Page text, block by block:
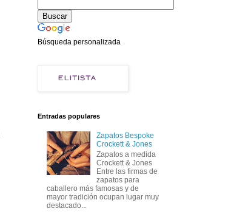
Búsqueda personalizada
Entradas populares
Zapatos Bespoke
Crockett & Jones
Zapatos a medida
Crockett & Jones
Entre las firmas de
zapatos para
caballero más famosas y de
mayor tradición ocupan lugar muy
destacado...